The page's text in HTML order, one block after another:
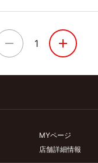
1
店舗詳細情報
MYページ